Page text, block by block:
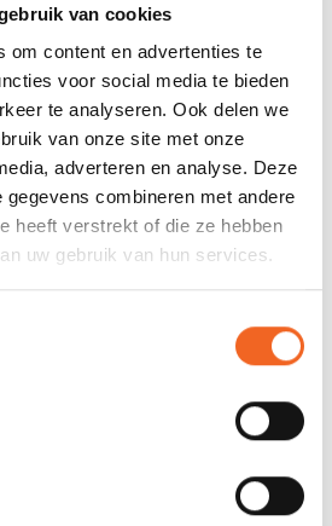
van cookies
om content en advertenties te
voor social media te bieden
te analyseren. Ook delen we
van onze site met onze
adverteren en analyse. Deze
gegevens combineren met andere
heeft verstrekt of die ze hebben
uw gebruik van hun services.
ECKLA PEDDELHOUDER
PVC, PER SET
€10,00€8,00